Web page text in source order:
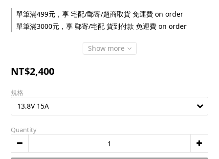
單筆滿499元，享 宅配/郵寄/超商取貨 免運費 on order
單筆滿3000元，享 郵寄/宅配 貨到付款 免運費 on order
Show more
NT$2,400
規格
Quantity